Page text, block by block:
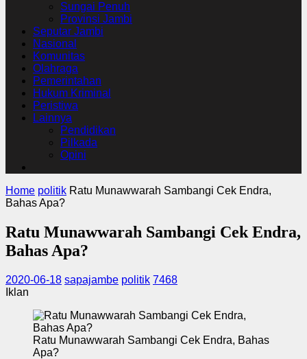
Sungai Penuh
Provinsi Jambi
Seputar Jambi
Nasional
Komunitas
Olahraga
Pemerintahan
Hukum Kriminal
Peristiwa
Lainnya
Pendidikan
Pilkada
Opini
Home politik Ratu Munawwarah Sambangi Cek Endra,
Bahas Apa?
Ratu Munawwarah Sambangi Cek Endra,
Bahas Apa?
2020-06-18 sapajambe politik 7468
Iklan
Ratu Munawwarah Sambangi Cek Endra, Bahas
Apa?